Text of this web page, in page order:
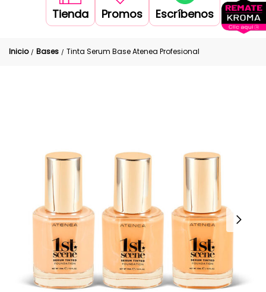
Tienda Promos Escríbenos
Inicio / Bases / Tinta Serum Base Atenea Profesional